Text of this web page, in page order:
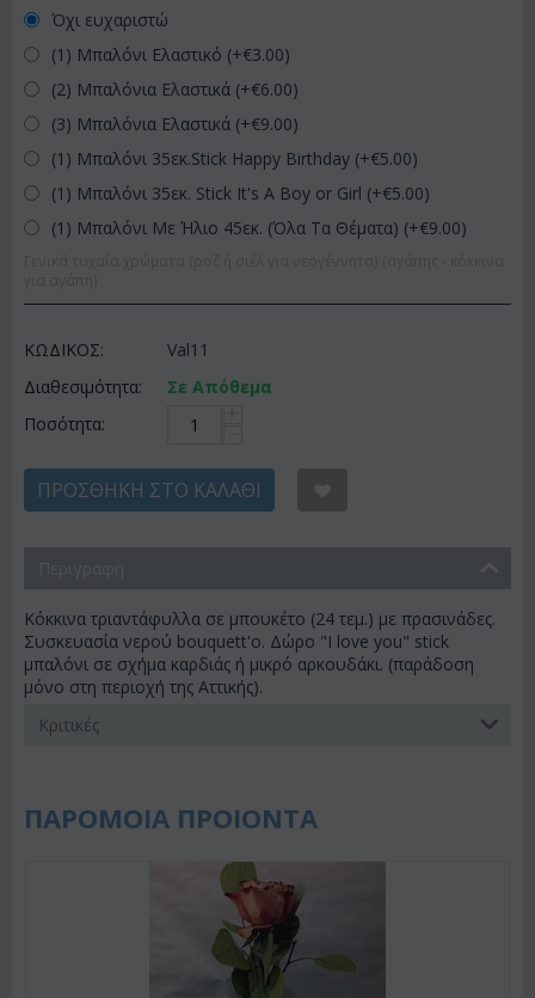
Όχι ευχαριστώ
(1) Μπαλόνι Ελαστικό (+€3.00)
(2) Μπαλόνια Ελαστικά (+€6.00)
(3) Μπαλόνια Ελαστικά (+€9.00)
(1) Μπαλόνι 35εκ.Stick Happy Birthday (+€5.00)
(1) Μπαλόνι 35εκ. Stick It's A Boy or Girl (+€5.00)
(1) Μπαλόνι Με Ήλιο 45εκ. (Όλα Τα Θέματα) (+€9.00)
ΚΩΔΙΚΟΣ:
Val11
Διαθεσιμότητα:
Σε Απόθεμα
Ποσότητα:
ΠΡΟΣΘΉΚΗ ΣΤΟ ΚΑΛΆΘΙ
Κόκκινα τριαντάφυλλα σε μπουκέτο (24 τεμ.) με πρασινάδες.
Συσκευασία νερού bouquett'o. Δώρο "I love you" stick
μπαλόνι σε σχήμα καρδιάς ή μικρό αρκουδάκι. (παράδοση
μόνο στη περιοχή της Αττικής).
Κριτικές
ΠΑΡΟΜΟΙΑ ΠΡΟΙΟΝΤΑ